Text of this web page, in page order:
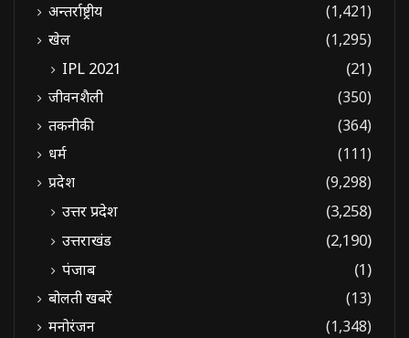
अन्तर्राष्ट्रीय
(1,421)
खेल
(1,295)
IPL 2021 (21)
जीवनशैली
(350)
तकनीकी
(364)
धर्म
(111)
प्रदेश
(9,298)
उत्तर प्रदेश
(3,258)
उत्तराखंड
(2,190)
पंजाब
(1)
बोलती खबरें
(13)
मनोरंजन
(1,348)